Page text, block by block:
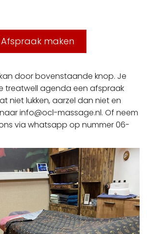
Afspraak maken
door bovenstaande knop. Je
treatwell agenda een afspraak
niet lukken, aarzel dan niet en
info@ocl-massage.nl. Of neem
via whatsapp op nummer 06-